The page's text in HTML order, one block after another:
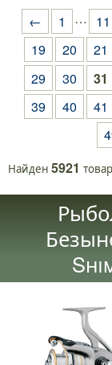
← 1 … 11
19
20 21
29
30 31
39
40 41
Найден 5921 товар